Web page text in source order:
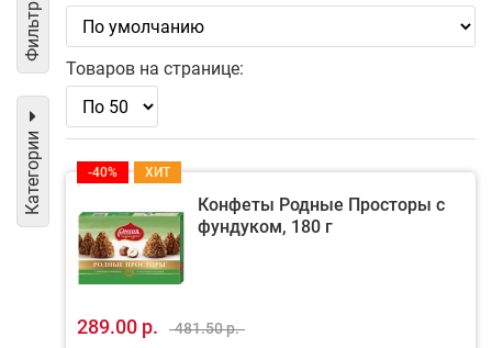
Фильтр
Категории
Товаров на странице:
-40% ХИТ
Конфеты Родные Просторы с
фундуком, 180 г
289.00 р. 481.50 р.